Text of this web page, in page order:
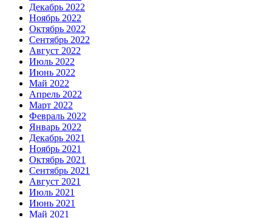
Декабрь 2022
Ноябрь 2022
Октябрь 2022
Сентябрь 2022
Август 2022
Июль 2022
Июнь 2022
Май 2022
Апрель 2022
Март 2022
Февраль 2022
Январь 2022
Декабрь 2021
Ноябрь 2021
Октябрь 2021
Сентябрь 2021
Август 2021
Июль 2021
Июнь 2021
Май 2021